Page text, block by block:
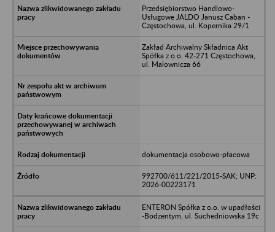
Przedsiębiorstwo Handlowo-
Usługowe JALDO Janusz Caban -
Częstochowa, ul. Kopernika 29/1
Zakład Archiwalny Składnica Akt
Spółka z o.o. 42-271 Częstochowa,
ul. Malownicza 66
dokumentacja osobowo-płacowa
992700/611/221/2015-SAK; UNP:
2026-00223171
ENTERON Spółka z o.o. w upadłości
-Bodzentym, ul. Suchedniowska 19c